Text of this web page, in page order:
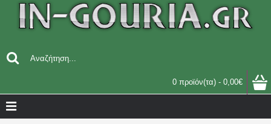
0 προϊόν(τα) - 0,00€